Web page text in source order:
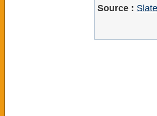
Source :